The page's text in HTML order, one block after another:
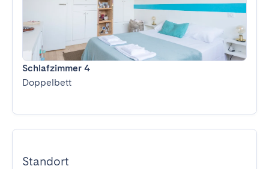
Schlafzimmer 4
Doppelbett
Standort